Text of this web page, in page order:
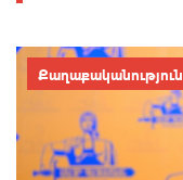
Քաղաքականություն